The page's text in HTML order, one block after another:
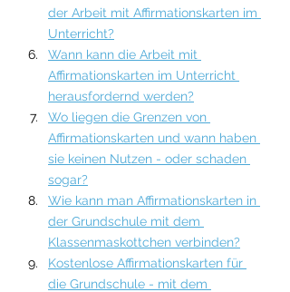
der Arbeit mit Affirmationskarten im
Unterricht?
Wann kann die Arbeit mit
Affirmationskarten im Unterricht
herausfordernd werden?
Wo liegen die Grenzen von
Affirmationskarten und wann haben
sie keinen Nutzen - oder schaden
sogar?
Wie kann man Affirmationskarten in
der Grundschule mit dem
Klassenmaskottchen verbinden?
Kostenlose Affirmationskarten für
die Grundschule - mit dem